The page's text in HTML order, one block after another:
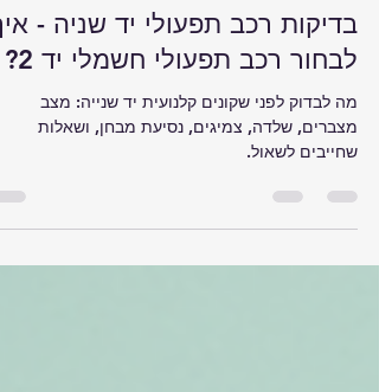
scooterzil
לפני יומיים (2)
זמן קריאה 3 דקות
בדיקות רכב תפעולי יד שניה -
לבחור רכב תפעולי חשמלי יד 2?
מה לבדוק לפני שקונים קלנועית יד שנייה: מצב
שחייבים לשאול.